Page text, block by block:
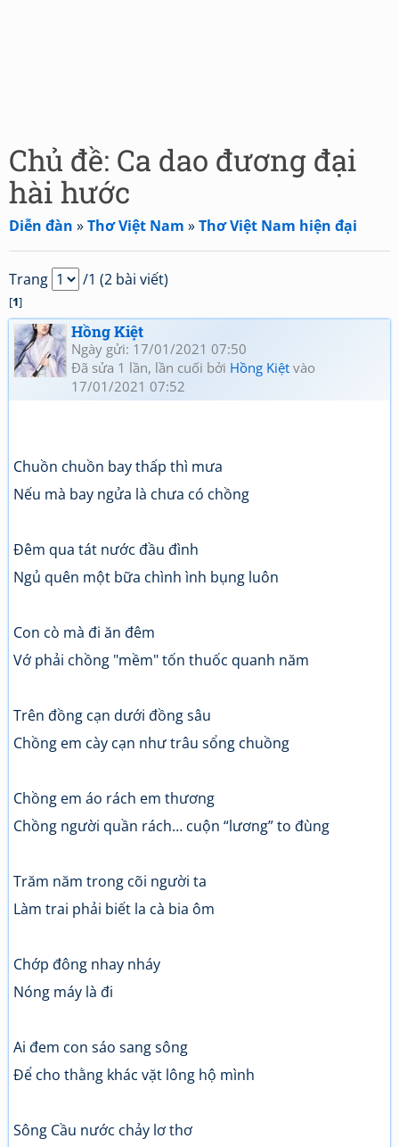
Chủ đề: Ca dao đương đại
hài hước
Diễn đàn »Thơ Việt Nam »Thơ Việt Nam hiện đại
Trang /1 (2 bài viết)
[1]
Hồng Kiệt
Ngày gửi: 17/01/2021 07:50
Đã sửa 1 lần, lần cuối bởi Hồng Kiệt vào
17/01/2021 07:52
Chuồn chuồn bay thấp thì mưa
Nếu mà bay ngửa là chưa có chồng
Đêm qua tát nước đầu đình
Ngủ quên một bữa chình ình bụng luôn
Con cò mà đi ăn đêm
Vớ phải chồng "mềm" tốn thuốc quanh năm
Trên đồng cạn dưới đồng sâu
Chồng em cày cạn như trâu sổng chuồng
Chồng em áo rách em thương
Chồng người quần rách… cuộn “lương” to đùng
Trăm năm trong cõi người ta
Làm trai phải biết la cà bia ôm
Chớp đông nhay nháy
Nóng máy là đi
Ai đem con sáo sang sông
Để cho thằng khác vặt lông hộ mình
Sông Cầu nước chảy lơ thơ